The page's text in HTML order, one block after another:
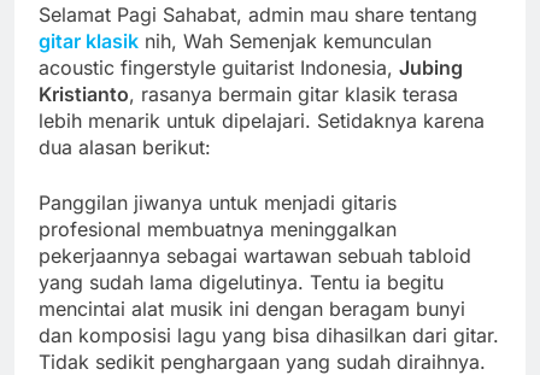
Selamat Pagi Sahabat, admin mau share tentang
gitar klasik nih, Wah Semenjak kemunculan
acoustic fingerstyle guitarist Indonesia, Jubing
Kristianto, rasanya bermain gitar klasik terasa
lebih menarik untuk dipelajari. Setidaknya karena
dua alasan berikut:
Panggilan jiwanya untuk menjadi gitaris
profesional membuatnya meninggalkan
pekerjaannya sebagai wartawan sebuah tabloid
yang sudah lama digelutinya. Tentu ia begitu
mencintai alat musik ini dengan beragam bunyi
dan komposisi lagu yang bisa dihasilkan dari gitar.
Tidak sedikit penghargaan yang sudah diraihnya.